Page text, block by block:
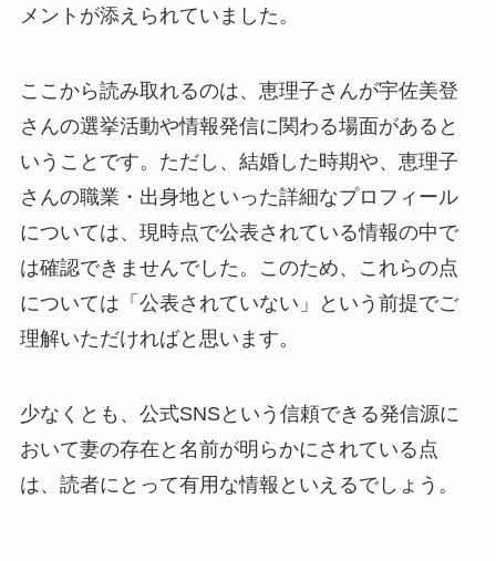
メントが添えられていました。
ここから読み取れるのは、恵理子さんが宇佐美登
さんの選挙活動や情報発信に関わる場面があると
いうことです。ただし、結婚した時期や、恵理子
さんの職業・出身地といった詳細なプロフィール
については、現時点で公表されている情報の中で
は確認できませんでした。このため、これらの点
については「公表されていない」という前提でご
理解いただければと思います。
少なくとも、公式SNSという信頼できる発信源に
おいて妻の存在と名前が明らかにされている点
は、読者にとって有用な情報といえるでしょう。